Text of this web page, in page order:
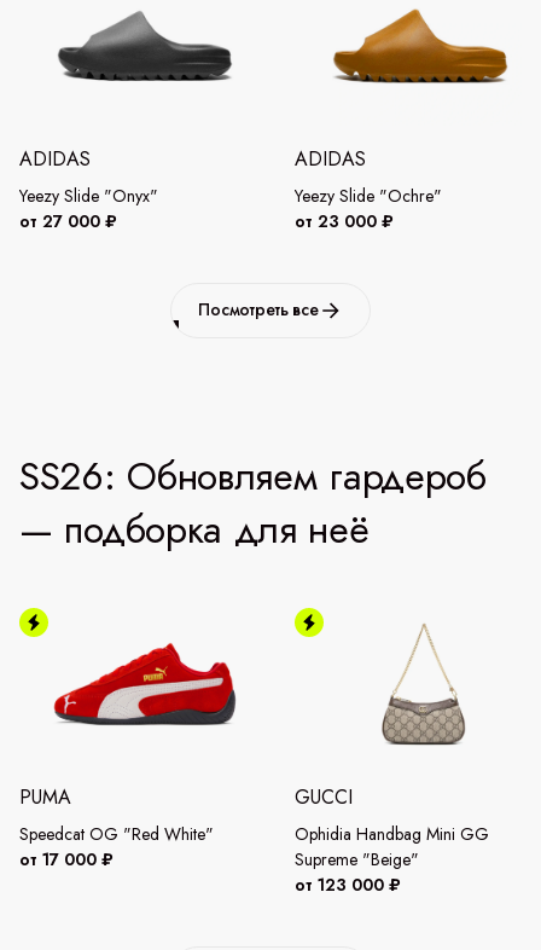
ADIDAS
Yeezy Slide "Onyx"
от 27 000 ₽
ADIDAS
Yeezy Slide "Ochre"
от 23 000 ₽
Посмотреть все
SS26: Обновляем гардероб
— подборка для неё
PUMA
Speedcat OG "Red White"
от 17 000 ₽
GUCCI
Ophidia Handbag Mini GG
Supreme "Beige"
от 123 000 ₽